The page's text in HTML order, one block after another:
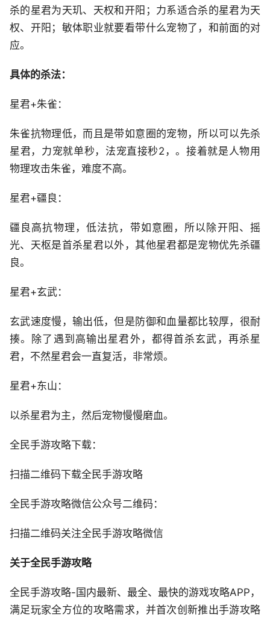
杀的星君为天玑、天权和开阳；力系适合杀的星君为天
权、开阳；敏体职业就要看带什么宠物了，和前面的对
应。
具体的杀法：
星君+朱雀：
朱雀抗物理低，而且是带如意圈的宠物，所以可以先杀
星君，力宠就单秒，法宠直接秒2，。接着就是人物用
物理攻击朱雀，难度不高。
星君+疆良：
疆良高抗物理，低法抗，带如意圈，所以除开阳、摇
光、天枢是首杀星君以外，其他星君都是宠物优先杀疆
良。
星君+玄武：
玄武速度慢，输出低，但是防御和血量都比较厚，很耐
揍。除了遇到高输出星君外，都得首杀玄武，再杀星
君，不然星君会一直复活，非常烦。
星君+东山：
以杀星君为主，然后宠物慢慢磨血。
全民手游攻略下载：
扫描二维码下载全民手游攻略
全民手游攻略微信公众号二维码：
扫描二维码关注全民手游攻略微信
关于全民手游攻略
全民手游攻略-国内最新、最全、最快的游戏攻略APP，
满足玩家全方位的攻略需求，并首次创新推出手游攻略